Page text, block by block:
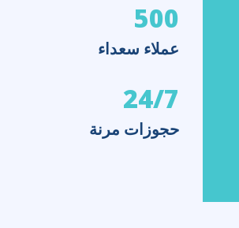
500
عملاء سعداء
24/7
حجوزات مرنة